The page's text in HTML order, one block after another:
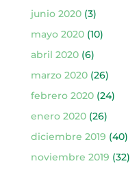
junio 2020(3)
mayo 2020(10)
abril 2020(6)
marzo 2020(26)
febrero 2020(24)
enero 2020(26)
diciembre 2019 (40)
noviembre 2019 (32)